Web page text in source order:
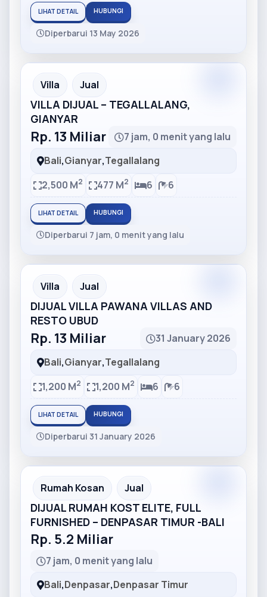
LIHAT DETAIL HUBUNGI
Diperbarui 13 May 2026
Partner Ad
Villa Jual
VILLA DIJUAL – TEGALLALANG,
GIANYAR
Rp. 13 Miliar
7 jam, 0 menit yang lalu
Bali,Gianyar,Tegallalang
2,500 M2 477 M2 6 6
LIHAT DETAIL HUBUNGI
Diperbarui 7 jam, 0 menit yang lalu
Partner Ad
Villa Jual
DIJUAL VILLA PAWANA VILLAS AND
RESTO UBUD
Rp. 13 Miliar
31 January 2026
Bali,Gianyar,Tegallalang
1,200 M2 1,200 M2 6 6
LIHAT DETAIL HUBUNGI
Diperbarui 31 January 2026
Partner Ad
Rumah Kosan Jual
DIJUAL RUMAH KOST ELITE, FULL
FURNISHED – DENPASAR TIMUR -BALI
Rp. 5.2 Miliar
7 jam, 0 menit yang lalu
Bali,Denpasar,Denpasar Timur